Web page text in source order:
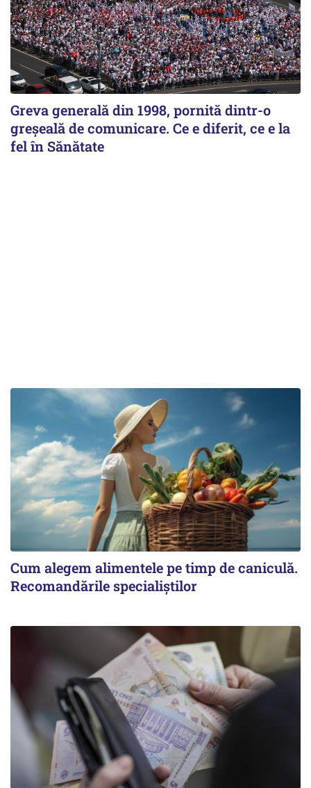
Greva generală din 1998, pornită dintr-o
greșeală de comunicare. Ce e diferit, ce e la
fel în Sănătate
Cum alegem alimentele pe timp de caniculă.
Recomandările specialiștilor